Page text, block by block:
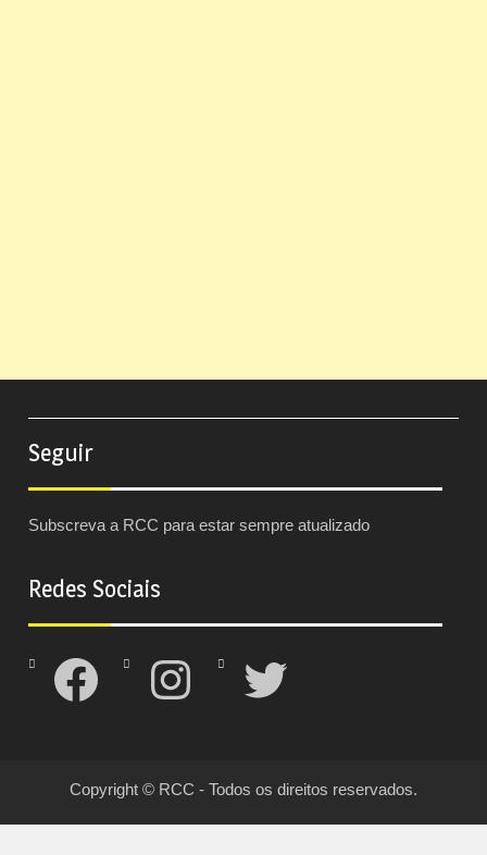
Seguir
Subscreva a RCC para estar sempre atualizado
Redes Sociais
Facebook Instagram Twitter
Copyright © RCC - Todos os direitos reservados.